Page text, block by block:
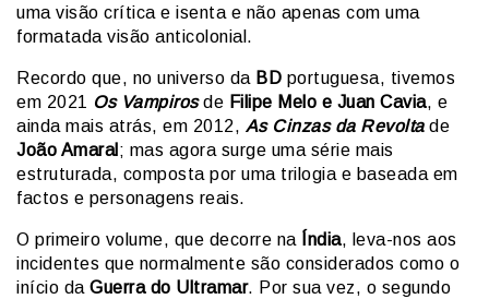
uma visão crítica e isenta e não apenas com uma
formatada visão anticolonial.
Recordo que, no universo da BD portuguesa, tivemos
em 2021 Os Vampirosde Filipe Melo e Juan Cavia, e
ainda mais atrás, em 2012, As Cinzas da Revoltade
João Amaral ; mas agora surge uma série mais
estruturada, composta por uma trilogia e baseada em
factos e personagens reais.
O primeiro volume, que decorre na Índia, leva-nos aos
incidentes que normalmente são considerados como o
início da Guerra do Ultramar. Por sua vez, o segundo